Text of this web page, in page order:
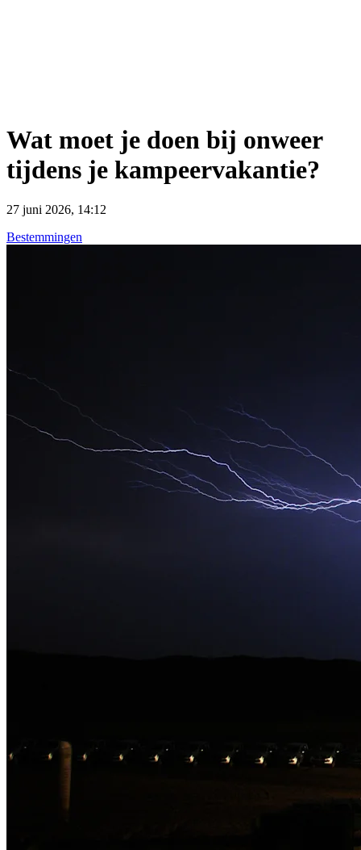
Wat moet je doen bij onweer
tijdens je kampeervakantie?
27 juni 2026, 14:12
Bestemmingen